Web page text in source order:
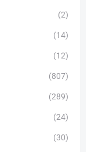
(2)
(14)
(12)
(807)
(289)
(24)
(30)